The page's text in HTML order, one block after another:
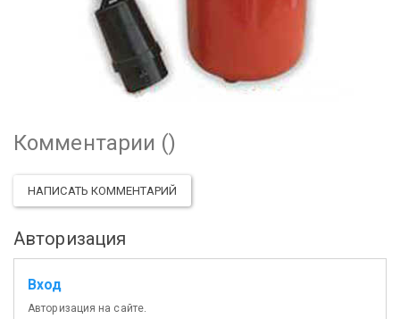
Комментарии ()
НАПИСАТЬ КОММЕНТАРИЙ
Авторизация
Вход
Авторизация на сайте.